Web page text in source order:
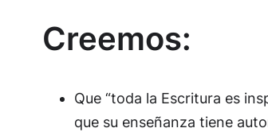
Creemos:
Que “toda la Escritura es
que su enseñanza tiene